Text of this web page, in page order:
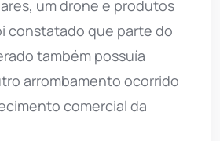
um drone e produtos
constatado que parte do
também possuía
arrombamento ocorrido
comercial da